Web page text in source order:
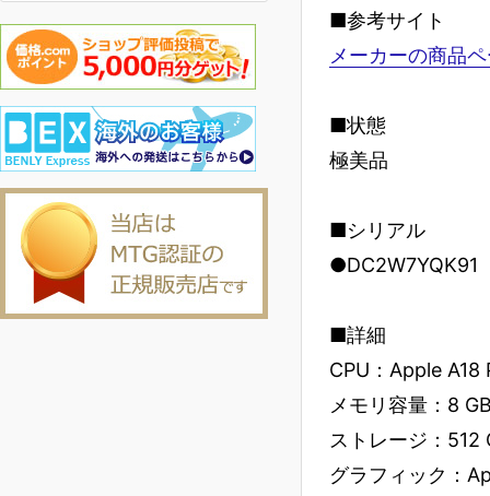
■参考サイト
メーカーの商品
■状態
極美品
■シリアル
●DC2W7YQK91
■詳細
CPU：Apple A18
メモリ容量：8
ストレージ：512
グラフィック：